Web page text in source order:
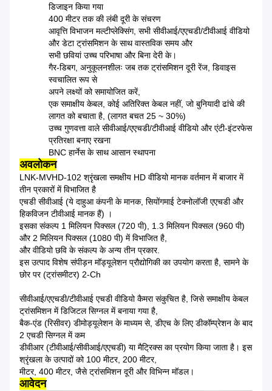
डिजाइन किया गया
400 मीटर तक की लंबी दूरी के संचरण
आवृत्ति विभाजन मल्टीप्लेक्सिंग, सभी सीवीआई/एएचडी/टीवीआई वीडियो
और डेटा ट्रांसमिशन के साथ वास्तविक समय और
सभी छवियां उच्च परिभाषा और बिना देरी के।
गैर-डिबग, अनुकूलनशीलः जब तक ट्रांसमिशन दूरी रेंज, डिवाइस
स्वचालित रूप से
अपने लक्ष्यों को समायोजित करें,
एक समाक्षीय केबल, कोई अतिरिक्त केबल नहीं, जो बुनियादी ढांचे की
लागत को बचाता है, (लागत बचत 25 ~ 30%)
उच्च गुणवत्ता वाले सीवीआई/एएचडी/टीवीआई वीडियो और एंटी-इंटरफेस
प्रतिरक्षा बनाए रखना
BNC हार्नेस के साथ आसान स्थापना
अवलोकन
LNK-MVHD-102 श्रृंखला समक्षीय HD वीडियो मानक वर्तमान में बाजार में
तीन प्रकारों में विभाजित है
एचडी सीवीआई (ये दाहुआ कंपनी के मानक, सियोंगमाई टेक्नोलॉजी एएचडी और
हिकविजन टीवीआई मानक हैं) ।
इसका संकल्प 1 मिलियन पिक्सल (720 पी), 1.3 मिलियन पिक्सल (960 पी)
और 2 मिलियन पिक्सल (1080 पी) में विभाजित है,
और वीडियो छवि के संकल्प के अन्य तीन प्रकार.
इस उत्पाद विशेष संपीड़न मॉड्यूलेशन प्रौद्योगिकी का उपयोग करता है, सामने के
छोर पर (ट्रांसमीटर) 2-Ch
सीवीआई/एएचडी/टीवीआई एचडी वीडियो कैमरा संकुचित है, जिसे समाक्षीय केबल
ट्रांसमिशन में डिजिटल सिग्नल में बनाया गया है,
बैक-एंड (रिसीवर) डीमोड्यूलेशन के माध्यम से, डीएच के लिए डीकॉम्प्रेशन के बाद
2 एचडी सिग्नल में कम
डीवीआर (टीवीआई/सीवीआई/एएचडी) या मैट्रिक्स का प्रयोग किया जाता है। इस
श्रृंखला के उत्पादों को 100 मीटर, 200 मीटर,
मीटर, 400 मीटर, जैसे ट्रांसमिशन दूरी और विभिन्न मॉडल।
आवेदन